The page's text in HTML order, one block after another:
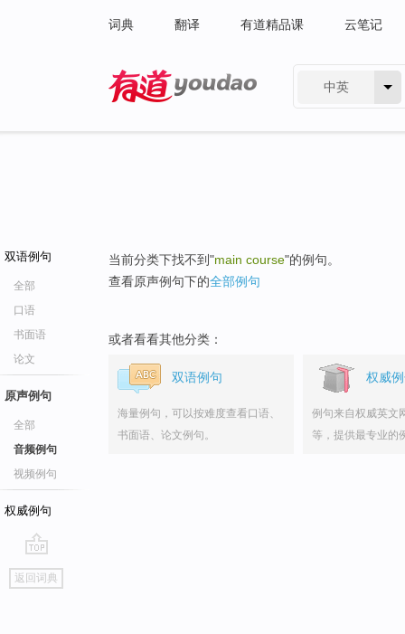
词典 翻译 有道精品课 云笔记
中英
双语例句
全部
口语
书面语
论文
原声例句
全部
音频例句
视频例句
权威例句
go
top
返回词典
当前分类下找不到"main course"的例句。
查看原声例句下的全部例句
或者看看其他分类：
双语例句
海量例句，可以按难度查看口语、
书面语、论文例句。
权威
例句来自权威英文
等，提供最专业的